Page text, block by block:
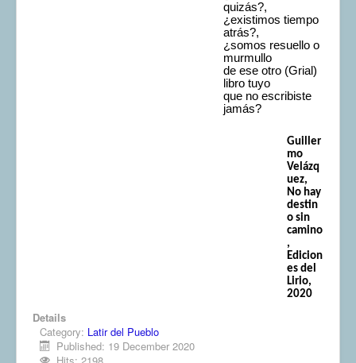
quizás?,
¿existimos tiempo
atrás?,
¿somos resuello o
murmullo
de ese otro (Grial)
libro tuyo
que no escribiste
jamás?
Guiller
mo
Velázq
uez,
No hay
destin
o sin
camino
,
Edicion
es del
Lirio,
2020
Details
Category: Latir del Pueblo
Published: 19 December 2020